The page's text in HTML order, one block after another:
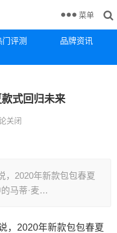
门评测
品牌资讯
菜单
式回归未来
关闭
，2020年新款包包春夏
马蒂·麦…
，2020年新款包包春夏